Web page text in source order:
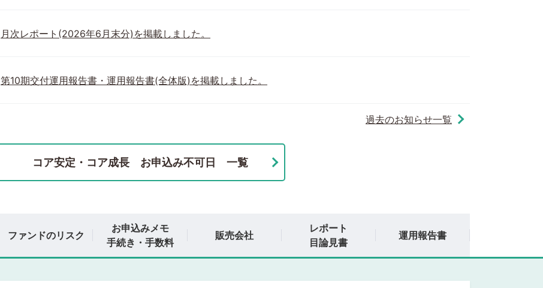
月次レポート(2026年6月末分)を掲載しました。
第10期交付運用報告書・運用報告書(全体版)を掲載しました。
過去のお知らせ一覧
コア安定・コア成長 お申込み不可日 一覧
ファンドのリスク
お申込みメモ
手続き・手数料
販売会社
レポート
目論見書
運用報告書